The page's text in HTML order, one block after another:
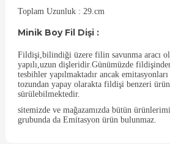
Toplam Uzunluk : 29.cm
Minik Boy Fil Dişi :
Fildişi,bilindiği üzere filin savunma aracı
yapılı,uzun dişleridir.Günümüzde
tesbihler yapılmaktadır ancak
tozundan yapay olarakta fildişi benzeri
sürülebilmektedir.
sitemizde ve mağazamızda bütün
grubunda da Emitasyon ürün bulunmaz.